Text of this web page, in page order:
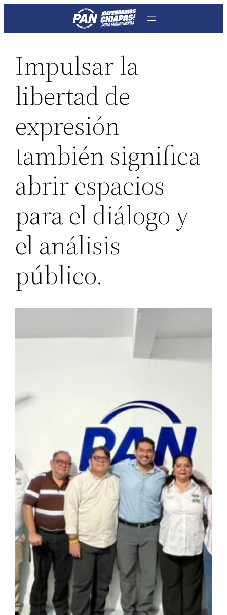
Impulsar la
libertad de
expresión
también significa
abrir espacios
para el diálogo y
el análisis
público.